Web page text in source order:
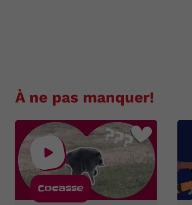
À ne pas manquer!
Cocasse